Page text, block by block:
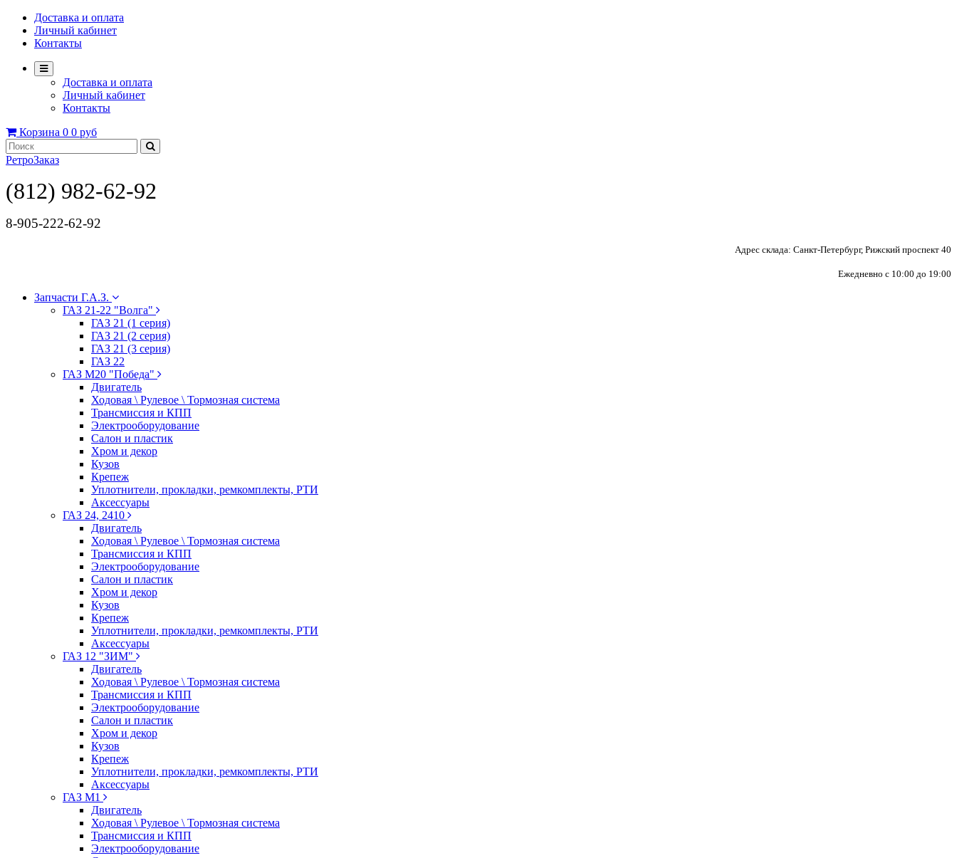
Доставка и оплата
Личный кабинет
Контакты
Доставка и оплата
Личный кабинет
Контакты
Корзина 0 0 руб
РетроЗаказ
(812) 982-62-92
8-905-222-62-92
Адрес склада: Санкт-Петербург, Рижский проспект 40
Ежедневно с 10:00 до 19:00
Запчасти Г.А.З.
ГАЗ 21-22 "Волга"
ГАЗ 21 (1 серия)
ГАЗ 21 (2 серия)
ГАЗ 21 (3 серия)
ГАЗ 22
ГАЗ М20 "Победа"
Двигатель
Ходовая \ Рулевое \ Тормозная система
Трансмиссия и КПП
Электрооборудование
Салон и пластик
Хром и декор
Кузов
Крепеж
Уплотнители, прокладки, ремкомплекты, РТИ
Аксессуары
ГАЗ 24, 2410
Двигатель
Ходовая \ Рулевое \ Тормозная система
Трансмиссия и КПП
Электрооборудование
Салон и пластик
Хром и декор
Кузов
Крепеж
Уплотнители, прокладки, ремкомплекты, РТИ
Аксессуары
ГАЗ 12 "ЗИМ"
Двигатель
Ходовая \ Рулевое \ Тормозная система
Трансмиссия и КПП
Электрооборудование
Салон и пластик
Хром и декор
Кузов
Крепеж
Уплотнители, прокладки, ремкомплекты, РТИ
Аксессуары
ГАЗ М1
Двигатель
Ходовая \ Рулевое \ Тормозная система
Трансмиссия и КПП
Электрооборудование